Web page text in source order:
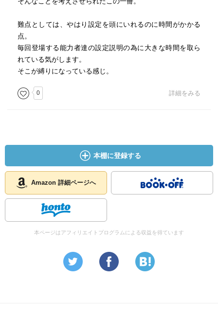
難点としては、やはり設定を頭にいれるのに時間がかかる
点。
毎回登場する能力者達の設定説明の為に大きな時間を取ら
れている気がします。
そこが縛りになっている感じ。
0 詳細をみる
本棚に登録する
Amazon 詳細ページへ
本ページはアフィリエイトプログラムによる収益を得ています